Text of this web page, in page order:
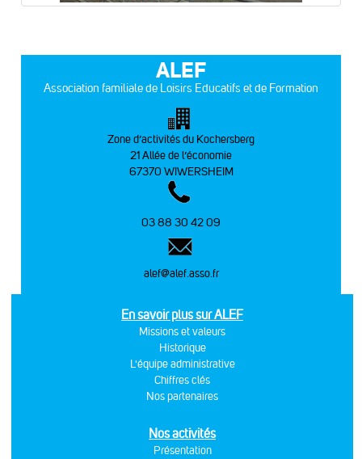
ALEF
Association familiale de Loisirs Educatifs et de Formation
Zone d’activités du Kochersberg
21 Allée de l’économie
67370 WIWERSHEIM
03 88 30 42 09
alef@alef.asso.fr
En savoir plus sur ALEF
Missions et valeurs
Historique
L'équipe administrative
Chiffres clés
Nos partenaires
Nos activités
Présentation